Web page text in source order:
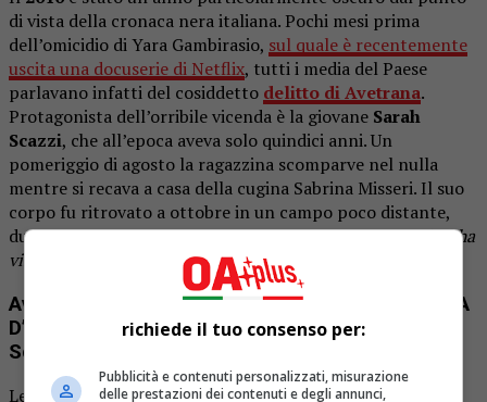
di vista della cronaca nera italiana. Pochi mesi prima
dell’omicidio di Yara Gambirasio, sul quale è recentemente
uscita una docuserie di Netflix, tutti i media del Paese
parlavano infatti del cosiddetto delitto di Avetrana.
Protagonista dell’orribile vicenda è la giovane Sarah
Scazzi, che all’epoca aveva solo quindici anni. Un
pomeriggio di agosto la ragazzina scomparve nel nulla
mentre si recava a casa della cugina Sabrina Misseri. Il suo
corpo fu ritrovato a ottobre in un campo poco distante,
durante una diretta del noto programma televisivoChi l’ha
visto?
Avetrana – Qui non è Hollywood: TEASER e DATA
D’USCITA della serie televisiva sul caso di Sarah
Scazzi
Le indagini stabilirono che l’omicidio di Sarah è avvenuto
richiede il tuo consenso per:
Pubblicità e contenuti personalizzati, misurazione
delle prestazioni dei contenuti e degli annunci,